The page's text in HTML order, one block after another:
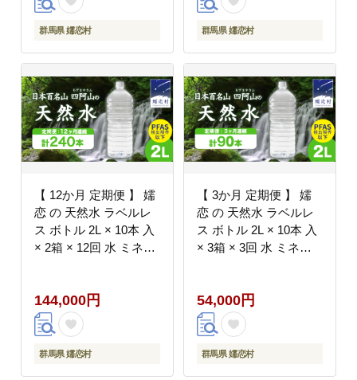
箱買い まとめ買い 国産
防災 嬬恋銘水 日用品
群馬県 嬬恋村
ットボトル 防災 工場直
送 箱買い まとめ買い
用品 [BA015tu]
群馬県 嬬恋村
【 12か月 定期便 】 嬬
恋 の 天然水 ラベルレ
ス ボトル 2L × 10本 入
× 2箱 × 12回 水 ミネラ
水 通販 定期 備蓄 ロー
リングストック 備蓄用
ペットボトル 防災 工場
直送 箱買い まとめ買い
144,000円
群馬県 嬬恋村
【 3か月 定期便 】 嬬
恋 の 天然水 ラベルレ
ス ボトル 2L × 10本 入
× 3箱 × 3回 水 ミネラ
通販 定期 備蓄 ローリ
ングストック 備蓄用 ペ
ットボトル 防災 工場直
送 箱買い まとめ買い
54,000円
群馬県 嬬恋村